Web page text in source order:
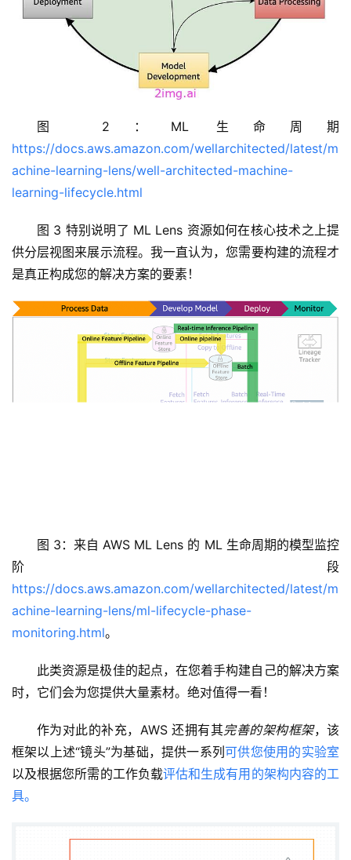
图 2：ML 生命周期
https://docs.aws.amazon.com/wellarchitected/latest/m
achine-learning-lens/well-architected-machine-
learning-lifecycle.html
图 3 特别说明了 ML Lens 资源如何在核心技术之上提
供分层视图来展示流程。我一直认为，您需要构建的流程才
是真正构成您的解决方案的要素！
图 3：来自 AWS ML Lens 的 ML 生命周期的模型监控
阶段
https://docs.aws.amazon.com/wellarchitected/latest/m
achine-learning-lens/ml-lifecycle-phase-
monitoring.html。
此类资源是极佳的起点，在您着手构建自己的解决方案
时，它们会为您提供大量素材。绝对值得一看！
作为对此的补充，AWS 还拥有其完善的架构框架，该
框架以上述“镜头”为基础，提供一系列可供您使用的实验室
以及根据您所需的工作负载评估和生成有用的架构内容的工
具。